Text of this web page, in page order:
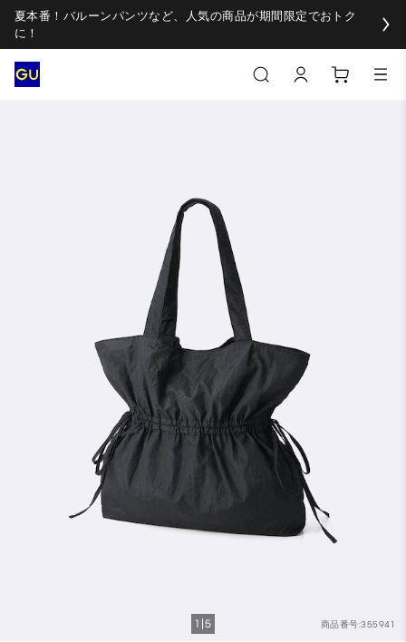
夏本番！バルーンパンツなど、人気の商品が期間限定でおトク
に！
商品番号:355941
1 5